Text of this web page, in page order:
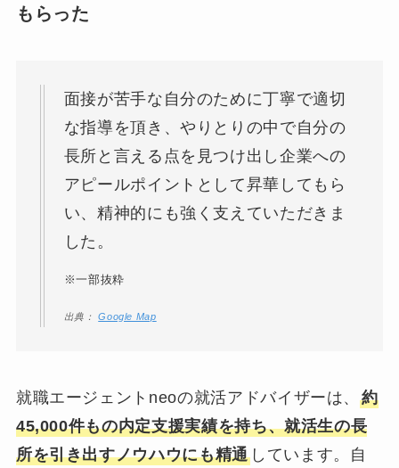
もらった
面接が苦手な自分のために丁寧で適切
な指導を頂き、やりとりの中で自分の
長所と言える点を見つけ出し企業への
アピールポイントとして昇華してもら
い、精神的にも強く支えていただきま
した。
※一部抜粋
出典：Google Map
就職エージェントneoの就活アドバイザーは、約
45,000件もの内定支援実績を持ち、就活生の長
所を引き出すノウハウにも精通しています。自